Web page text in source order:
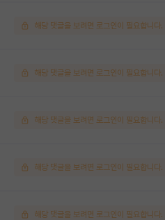
해당 댓글을 보려면 로그인이 필요합니다.
해당 댓글을 보려면 로그인이 필요합니다.
해당 댓글을 보려면 로그인이 필요합니다.
해당 댓글을 보려면 로그인이 필요합니다.
해당 댓글을 보려면 로그인이 필요합니다.